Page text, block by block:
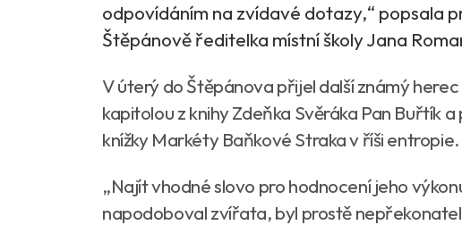
odpovídáním na zvídavé dotazy,“ popsala
Štěpánově ředitelka místní školy Jana
V úterý do Štěpánova přijel další známý
kapitolou z knihy Zdeňka Svěráka Pan Buřtík
knížky Markéty Baňkové Straka v říši entropie.
„Najít vhodné slovo pro hodnocení jeho
napodoboval zvířata, byl prostě